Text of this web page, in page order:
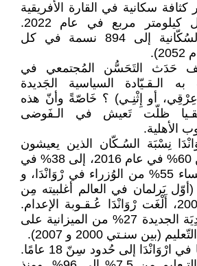
كثافة سكانية في القارة الأفريقية
(501 نسمة في كل كيلومتر مربع في عام 2022.
وستـرتـفع الكثافة السُكّانية إلى 894 نسمة في كل
حَدَث التَحَسُّن المُجتمعي في
به الـقـيّادة السياسية الجَديدة
عِرْقِي، أو إِثْنِـي) ؟ خَاصّةً وأنّ هذه
ظلّت تَعيش في الـفَوضى
الأهلية.
نِسْبَة السُـكّان الذين يعيشون
تَحت عَتَبَة الـفَـقْر مِن 60% في عام 2016، إلى 38% في
عام 2001. وَتُمثِّل النِّساء 55% من الوُزراء في رْوَانْدَا، و
(أوّل بَرلمان في العالم أغلبيته مِن
النِّساء). وفي عام 2007، أَلْغَت رْوَانْدَا عُـقـوبة الإعدام.
وَتُنـفـق الدّولة الرْوَانْدِيَة الجديدة 27% من الميزانية على
وأصبح التَّـعليم إلزاميًّا في ارْوَانْدَا إلى حُدود سِنّ 18 عامًا.